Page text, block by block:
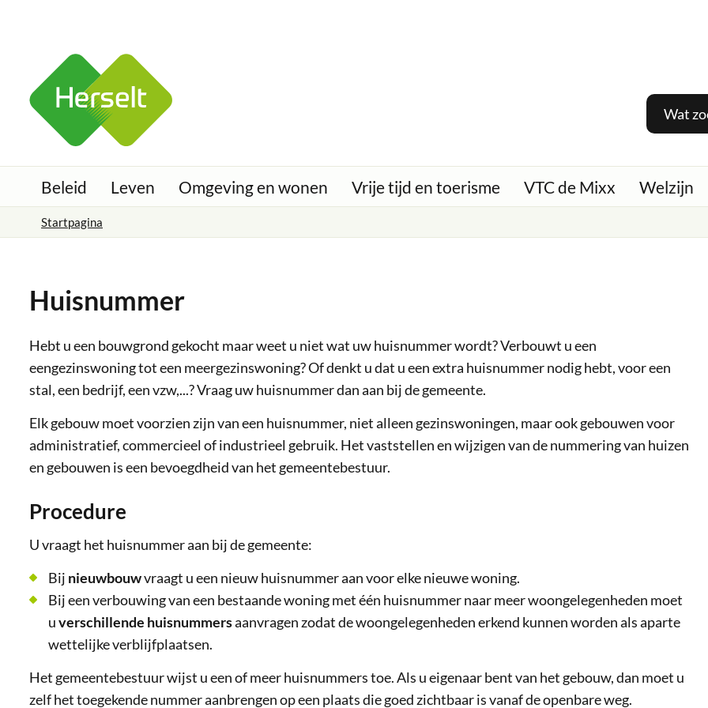
Herselt
Wat
zoek
Beleid Leven Omgeving en wonen Vrije tijd en toerisme VTC de Mixx Welzijn
Startpagina
Huisnummer
Hebt u een bouwgrond gekocht maar weet u niet wat uw huisnummer wordt? Verbouwt u een
eengezinswoning tot een meergezinswoning? Of denkt u dat u een extra huisnummer nodig hebt, voor een
stal, een bedrijf, een vzw,...? Vraag uw huisnummer dan aan bij de gemeente.
Elk gebouw moet voorzien zijn van een huisnummer, niet alleen gezinswoningen, maar ook gebouwen voor
administratief, commercieel of industrieel gebruik. Het vaststellen en wijzigen van de nummering van huizen
en gebouwen is een bevoegdheid van het gemeentebestuur.
Procedure
U vraagt het huisnummer aan bij de gemeente:
Bij nieuwbouwvraagt u een nieuw huisnummer aan voor elke nieuwe woning.
Bij een verbouwing van een bestaande woning met één huisnummer naar meer woongelegenheden moet
uverschillende huisnummersaanvragen zodat de woongelegenheden erkend kunnen worden als aparte
wettelijke verblijfplaatsen.
Het gemeentebestuur wijst u een of meer huisnummers toe. Als u eigenaar bent van het gebouw, dan moet u
zelf het toegekende nummer aanbrengen op een plaats die goed zichtbaar is vanaf de openbare weg.